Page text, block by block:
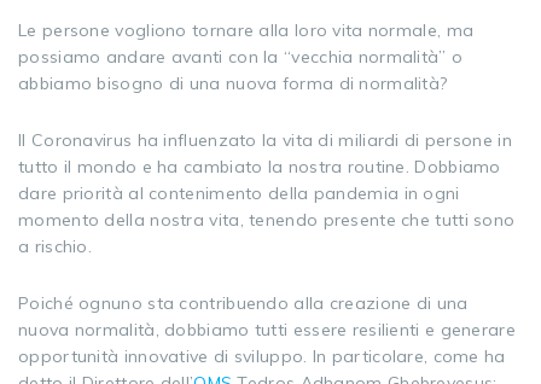
Le persone vogliono tornare alla loro vita normale, ma
possiamo andare avanti con la “vecchia normalità” o
abbiamo bisogno di una nuova forma di normalità?
Il Coronavirus ha influenzato la vita di miliardi di persone in
tutto il mondo e ha cambiato la nostra routine. Dobbiamo
dare priorità al contenimento della pandemia in ogni
momento della nostra vita, tenendo presente che tutti sono
a rischio.
Poiché ognuno sta contribuendo alla creazione di una
nuova normalità, dobbiamo tutti essere resilienti e generare
opportunità innovative di sviluppo. In particolare, come ha